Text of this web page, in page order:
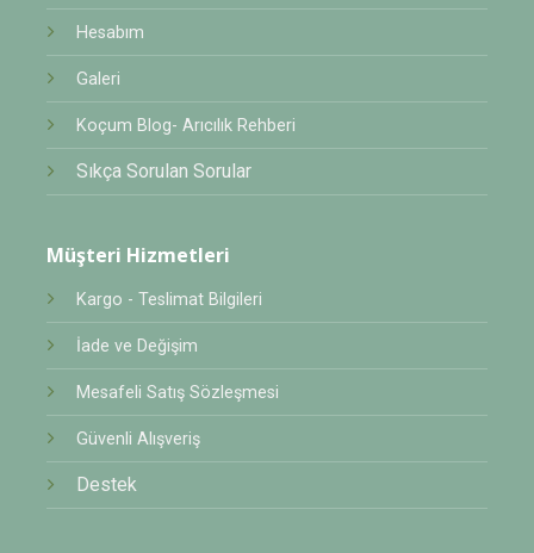
Hesabım
Galeri
Koçum Blog- Arıcılık Rehberi
Sıkça Sorulan Sorular
Müşteri Hizmetleri
Kargo - Teslimat Bilgileri
İade ve Değişim
Mesafeli Satış Sözleşmesi
Güvenli Alışveriş
Destek